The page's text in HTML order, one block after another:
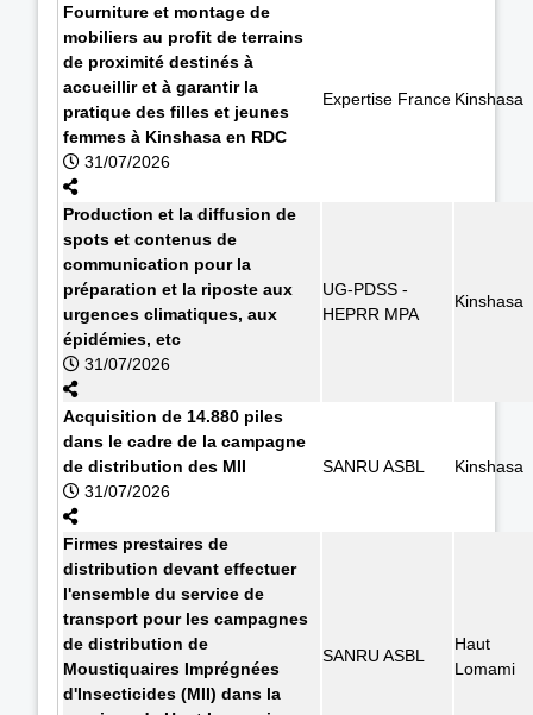
Fourniture et montage de
mobiliers au profit de terrains
de proximité destinés à
accueillir et à garantir la
pratique des filles et jeunes
femmes à Kinshasa en RDC
31/07/2026
Expertise France Kinshasa
Production et la diffusion de
spots et contenus de
communication pour la
préparation et la riposte aux
urgences climatiques, aux
épidémies, etc
31/07/2026
UG-PDSS -
HEPRR MPA
Kinshasa
Acquisition de 14.880 piles
dans le cadre de la campagne
de distribution des MII
31/07/2026
SANRU ASBL Kinshasa
Firmes prestaires de
distribution devant effectuer
l'ensemble du service de
transport pour les campagnes
de distribution de
Moustiquaires Imprégnées
d'Insecticides (MII) dans la
SANRU ASBL
Haut
Lomami